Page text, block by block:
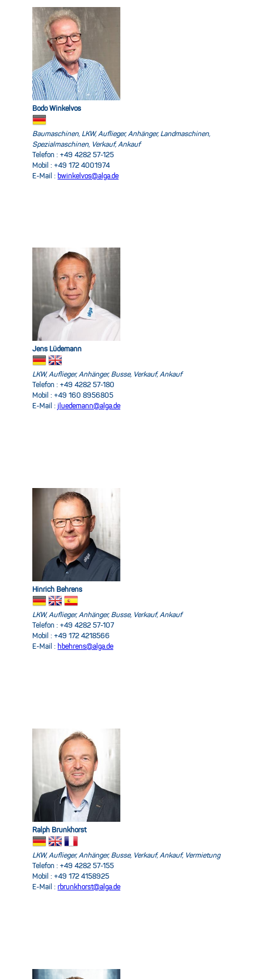
Bodo Winkelvos
Baumaschinen, LKW, Auflieger, Anhänger, Landmaschinen,
Spezialmaschinen, Verkauf, Ankauf
Telefon : +49 4282 57-125
Mobil : +49 172 4001974
E-Mail : bwinkelvos@alga.de
Jens Lüdemann
LKW, Auflieger, Anhänger, Busse, Verkauf, Ankauf
Telefon : +49 4282 57-180
Mobil : +49 160 8956805
E-Mail :
jluedemann@alga.de
Hinrich Behrens
LKW, Auflieger, Anhänger, Busse, Verkauf, Ankauf
Telefon : +49 4282 57-107
Mobil : +49 172 4218566
E-Mail : hbehrens@alga.de
Ralph Brunkhorst
LKW, Auflieger, Anhänger, Busse, Verkauf, Ankauf, Vermietung
Telefon : +49 4282 57-155
Mobil : +49 172 4158925
E-Mail : rbrunkhorst@alga.de